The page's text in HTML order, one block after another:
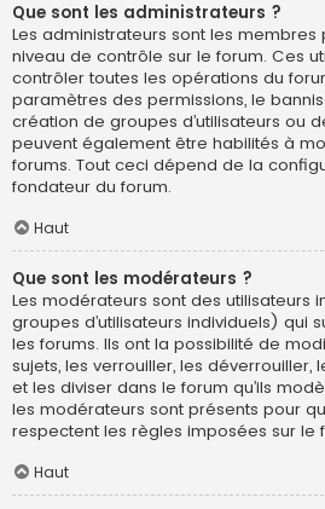
Que sont les administrateurs ?
Les administrateurs sont les
niveau de contrôle sur le forum. Ces
contrôler toutes les opérations du
paramètres des permissions, le
création de groupes d’utilisateurs ou
peuvent également être habilités à
forums. Tout ceci dépend de la
fondateur du forum.
Haut
Que sont les modérateurs ?
Les modérateurs sont des utilisateurs
groupes d’utilisateurs individuels) qui
les forums. Ils ont la possibilité de
sujets, les verrouiller, les déverrouiller,
et les diviser dans le forum qu’ils
les modérateurs sont présents pour
respectent les règles imposées sur le
Haut